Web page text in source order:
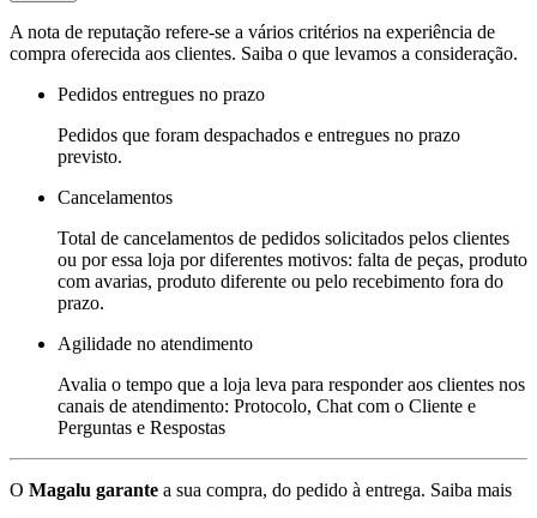
A nota de reputação refere-se a vários critérios na experiência de
compra oferecida aos clientes. Saiba o que levamos a consideração.
Pedidos entregues no prazo
Pedidos que foram despachados e entregues no prazo
previsto.
Cancelamentos
Total de cancelamentos de pedidos solicitados pelos clientes
ou por essa loja por diferentes motivos: falta de peças, produto
com avarias, produto diferente ou pelo recebimento fora do
prazo.
Agilidade no atendimento
Avalia o tempo que a loja leva para responder aos clientes nos
canais de atendimento: Protocolo, Chat com o Cliente e
Perguntas e Respostas
O Magalu garante a sua compra, do pedido à entrega. Saiba mais